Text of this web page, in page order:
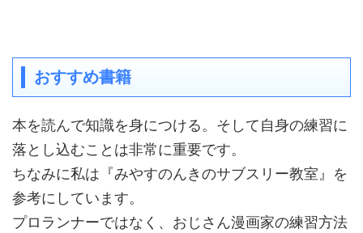
おすすめ書籍
本を読んで知識を身につける。そして自身の練習に
落とし込むことは非常に重要です。
ちなみに私は『みやすのんきのサブスリー教室』を
参考にしています。
プロランナーではなく、おじさん漫画家の練習方法